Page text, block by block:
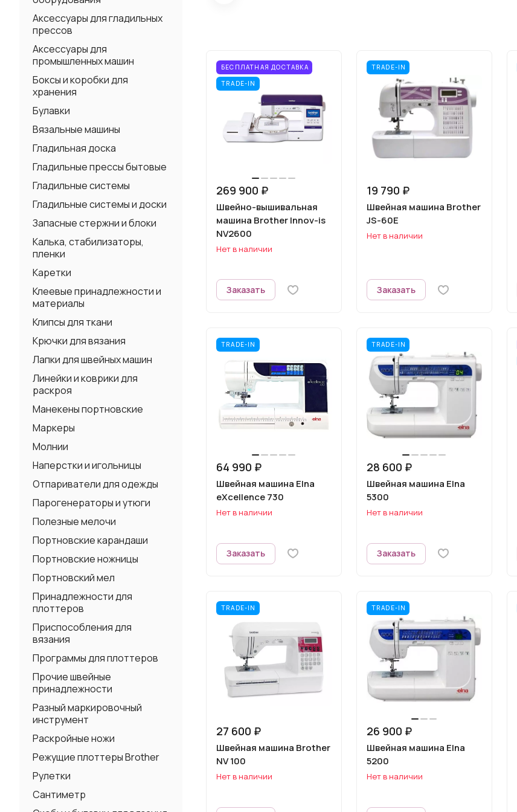
БЕСПЛАТНАЯ ДОСТАВКА
TRADE-IN
269 900 ₽
Швейно-вышивальная
машина Brother Innov-is
NV2600
Нет в наличии
Заказать
TRADE-IN
19 790 ₽
Швейная машина Brother
JS-60E
Нет в наличии
Заказать
TRADE-IN
64 990 ₽
Швейная машина Elna
eXcellence 730
Нет в наличии
Заказать
TRADE-IN
28 600 ₽
Швейная машина Elna
5300
Нет в наличии
Заказать
TRADE-IN
27 600 ₽
Швейная машина Brother
NV 100
Нет в наличии
TRADE-IN
26 900 ₽
Швейная машина Elna
5200
Нет в наличии
Аксессуары для гладильных
прессов
Аксессуары для
промышленных машин
Боксы и коробки для
хранения
Булавки
Вязальные машины
Гладильная доска
Гладильные прессы бытовые
Гладильные системы
Гладильные системы и доски
Запасные стержни и блоки
Калька, стабилизаторы,
пленки
Каретки
Клеевые принадлежности и
материалы
Клипсы для ткани
Крючки для вязания
Лапки для швейных машин
Линейки и коврики для
раскроя
Манекены портновские
Маркеры
Молнии
Наперстки и игольницы
Отпариватели для одежды
Парогенераторы и утюги
Полезные мелочи
Портновские карандаши
Портновские ножницы
Портновский мел
Принадлежности для
плоттеров
Приспособления для
вязания
Программы для плоттеров
Прочие швейные
принадлежности
Разный маркировочный
инструмент
Раскройные ножи
Режущие плоттеры Brother
Рулетки
Сантиметр